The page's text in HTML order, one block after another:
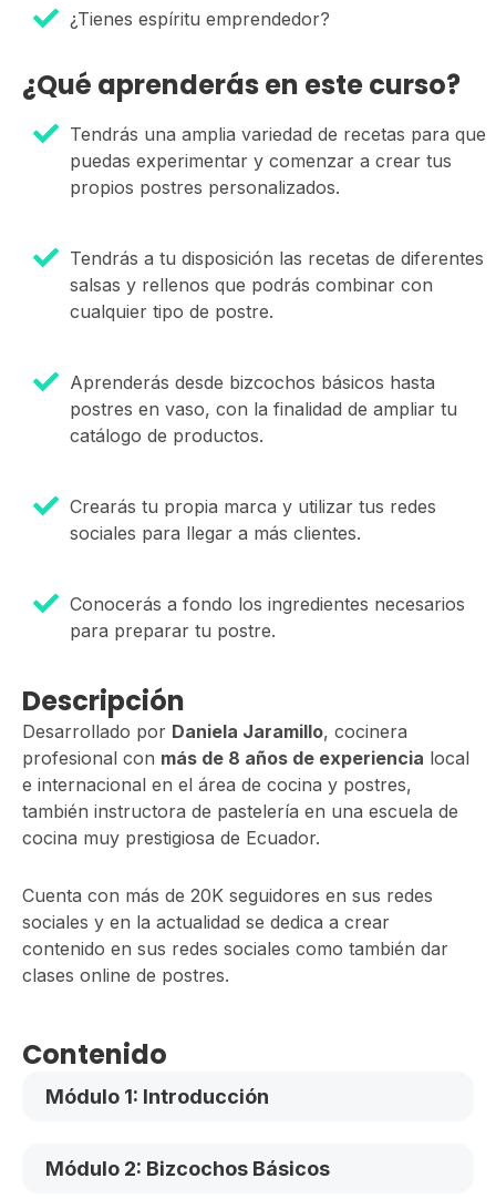
¿Tienes espíritu emprendedor?
¿Qué aprenderás en este curso?
Tendrás una amplia variedad de recetas para que
puedas experimentar y comenzar a crear tus
propios postres personalizados.
Tendrás a tu disposición las recetas de diferentes
salsas y rellenos que podrás combinar con
cualquier tipo de postre.
Aprenderás desde bizcochos básicos hasta
postres en vaso, con la finalidad de ampliar tu
catálogo de productos.
Crearás tu propia marca y utilizar tus redes
sociales para llegar a más clientes.
Conocerás a fondo los ingredientes necesarios
para preparar tu postre.
Descripción
Desarrollado por Daniela Jaramillo, cocinera
profesional con más de 8 años de experiencia local
e internacional en el área de cocina y postres,
también instructora de pastelería en una escuela de
cocina muy prestigiosa de Ecuador.
Cuenta con más de 20K seguidores en sus redes
sociales y en la actualidad se dedica a crear
contenido en sus redes sociales como también dar
clases online de postres.
Contenido
Módulo 1: Introducción
Módulo 2: Bizcochos Básicos